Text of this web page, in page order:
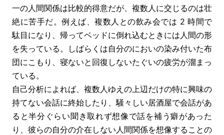
一の人間関係は比較的得意だが、複数人に交じるのは壮
絶に苦手だ。例えば、複数人との飲み会では 2 時間で
駄目になり、帰ってベッドに倒れ込むときには人間の形
を失っている。しばらくは自分のにおいの染み付いた布
団にこもり、寝ないと回復しないたぐいの疲労が溜まっ
ている。
自己分析によれば、複数人ゆえの上辺だけの特に興味の
持てない会話に終始したり、騒々しい居酒屋で会話があ
ると半分ぐらい聞き取れず想像で話を補う癖があった
り、彼らの自分の介在しない人間関係を想像することの